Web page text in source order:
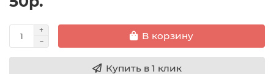
В корзину
Купить в 1 клик